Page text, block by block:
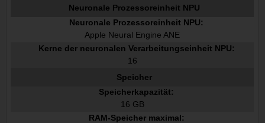
Neuronale Prozessoreinheit NPU
Neuronale Prozessoreinheit NPU:
Apple Neural Engine ANE
Kerne der neuronalen Verarbeitungseinheit NPU:
16
Speicher
Speicherkapazität:
16 GB
RAM-Speicher maximal: